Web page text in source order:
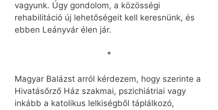
vagyunk. Úgy gondolom, a közösségi
rehabilitáció új lehetőségeit kell keresnünk, és
ebben Leányvár élen jár.
*
Magyar Balázst arról kérdezem, hogy szerinte a
Hivatásőrző Ház szakmai, pszichiátriai vagy
inkább a katolikus lelkiségből táplálkozó,